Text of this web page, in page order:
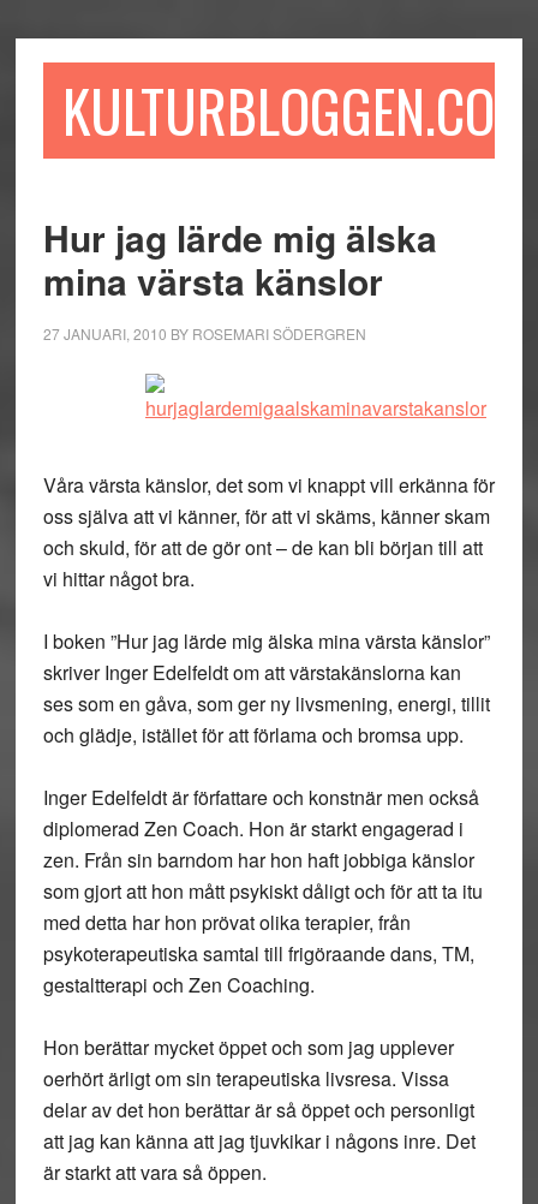
till
till
sidofältet
till
KULTURBLOGGEN.COM
Hur jag lärde mig älska
mina värsta känslor
27 JANUARI, 2010 BY ROSEMARI SÖDERGREN
Våra värsta känslor, det som vi knappt vill erkänna för
oss själva att vi känner, för att vi skäms, känner skam
och skuld, för att de gör ont – de kan bli början till att
vi hittar något bra.
I boken ”Hur jag lärde mig älska mina värsta känslor”
skriver Inger Edelfeldt om att värstakänslorna kan
ses som en gåva, som ger ny livsmening, energi, tillit
och glädje, istället för att förlama och bromsa upp.
Inger Edelfeldt är författare och konstnär men också
diplomerad Zen Coach. Hon är starkt engagerad i
zen. Från sin barndom har hon haft jobbiga känslor
som gjort att hon mått psykiskt dåligt och för att ta itu
med detta har hon prövat olika terapier, från
psykoterapeutiska samtal till frigöraande dans, TM,
gestaltterapi och Zen Coaching.
Hon berättar mycket öppet och som jag upplever
oerhört ärligt om sin terapeutiska livsresa. Vissa
delar av det hon berättar är så öppet och personligt
att jag kan känna att jag tjuvkikar i någons inre. Det
är starkt att vara så öppen.